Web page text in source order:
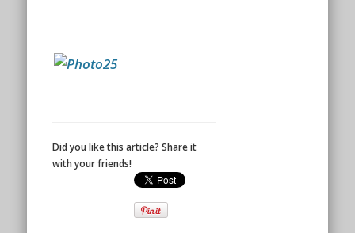
Did you like this article? Share it
with your friends!